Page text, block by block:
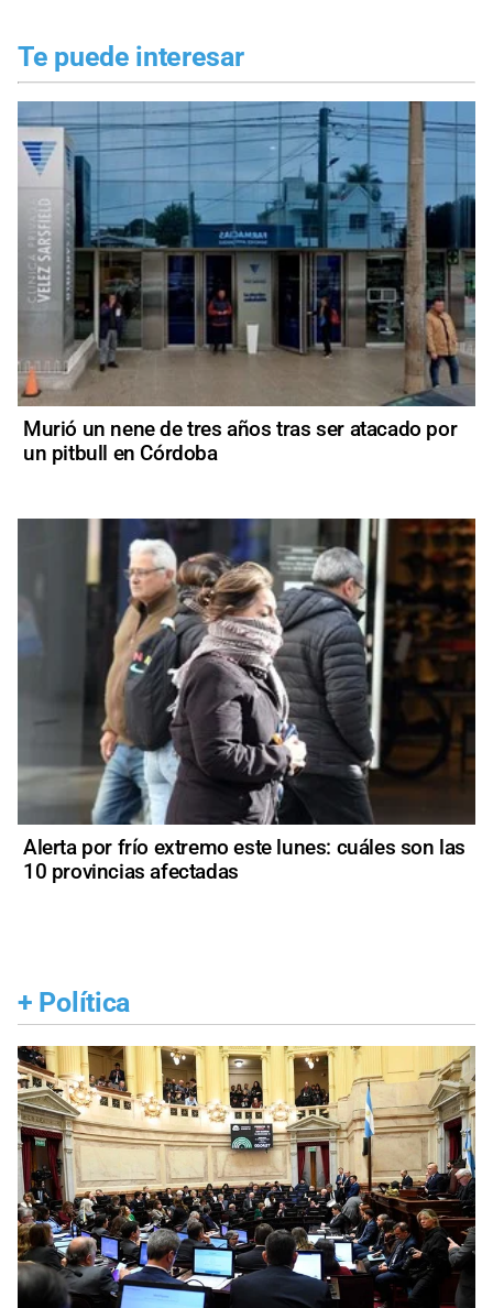
Te puede interesar
Murió un nene de tres años tras ser atacado por
un pitbull en Córdoba
Alerta por frío extremo este lunes: cuáles son las
10 provincias afectadas
+ Política